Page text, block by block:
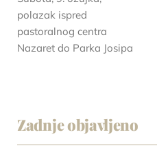
polazak ispred
pastoralnog centra
Nazaret do Parka Josipa
Zadnje objavljeno